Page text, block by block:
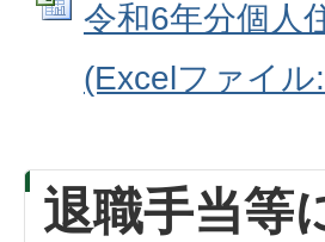
令和6年分個人
(Excelファイル
退職手当等